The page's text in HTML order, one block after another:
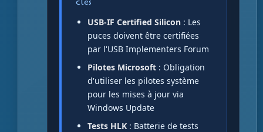
USB-IF Certified Silicon : Les
puces doivent être certifiées
par l'USB Implementers Forum
Pilotes Microsoft : Obligation
d'utiliser les pilotes système
pour les mises à jour via
Windows Update
Tests HLK : Batterie de tests